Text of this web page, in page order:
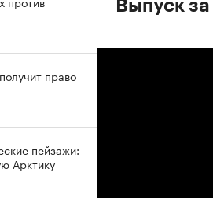
Выпуск
право
пейзажи:
Арктику